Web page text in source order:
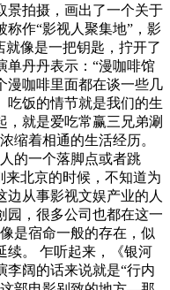
景拍摄，画出了一个关于
作“影视人聚集地”，影
就像是一把钥匙，拧开了
单丹丹表示：“漫咖啡馆
漫咖啡里面都在谈一些几
吃饭的情节就是我们的生
，就是爱吃常赢三兄弟涮
缩着相通的生活经历。
的一个落脚点或者跳
来北京的时候，不知道为
从事影视文娱产业的人
园，很多公司也都在这一
是宿命一般的存在，似
续。 乍听起来，《银河
李阔的话来说就是“行内